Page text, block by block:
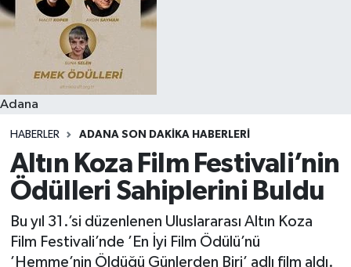
Adana
HABERLER ADANA SON DAKIKA HABERLERI
Altın Koza Film Festivali’nin
Ödülleri Sahiplerini Buldu
Bu yıl 31.’si düzenlenen Uluslararası Altın Koza
Film Festivali’nde ’En İyi Film Ödülü’nü
’Hemme’nin Öldüğü Günlerden Biri’ adlı film aldı.
Resmi İlanlar